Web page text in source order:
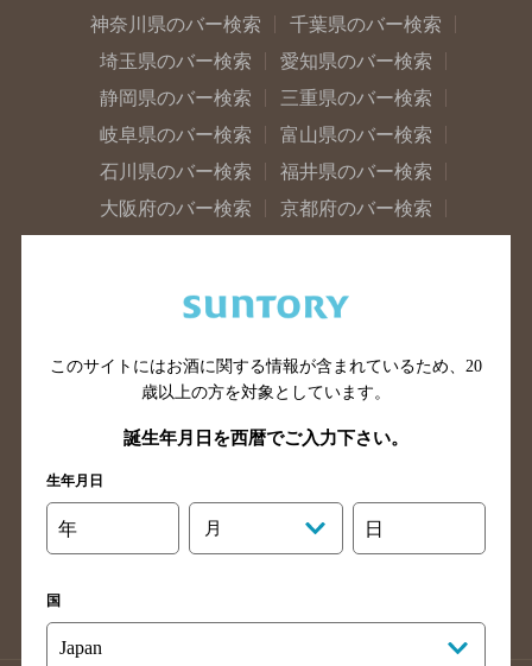
神奈川県のバー検索
千葉県のバー検索
埼玉県のバー検索
愛知県のバー検索
静岡県のバー検索
三重県のバー検索
岐阜県のバー検索
富山県のバー検索
石川県のバー検索
福井県のバー検索
大阪府のバー検索
京都府のバー検索
広島県のバー検索
岡山県のバー検索
山口県のバー検索
鳥取県のバー検索
島根県のバー検索
徳島県のバー検索
香川県のバー検索
愛媛県のバー検索
長崎県のバー検索
佐賀県のバー検索
大分県のバー検索
熊本県のバー検索
このサイトにはお酒に関する情報が含まれているため、 20
歳以上の方を対象としています。
誕生年月日を西暦でご入力下さい。
生年月日
年 月 日
国